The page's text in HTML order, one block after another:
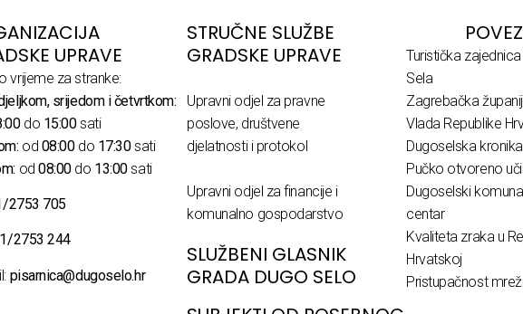
UPRAVE
vrijeme za stranke:
srijedom i četvrtkom:
do 15:00sati
od 08:00do 17:30sati
od08:00do 13:00sati
2753 705
2753 244
pisarnica@dugoselo.hr
STRUČNE SLUŽBE
GRADSKE UPRAVE
Upravni odjel za pravne
poslove, društvene
djelatnosti i protokol
Upravni odjel za financije i
komunalno gospodarstvo
SLUŽBENI GLASNIK
GRADA DUGO SELO
Turistička
Sela
Zagrebačka
Vlada Republike
Dugoselska kronika
Pučko otvoreno
Dugoselski
centar
Kvaliteta zraka u
Hrvatskoj
Pristupačnost